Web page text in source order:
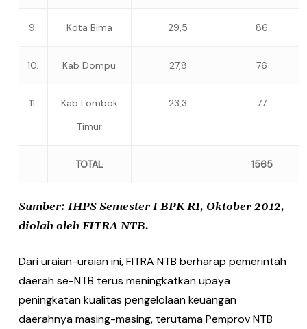
9. Kota Bima 29,5 86
10. Kab Dompu 27,8 76
11.
Kab Lombok
Timur
23,3 77
TOTAL 1565
Sumber: IHPS Semester I BPK RI, Oktober 2012,
diolah oleh FITRA NTB.
Dari uraian-uraian ini, FITRA NTB berharap pemerintah
daerah se-NTB terus meningkatkan upaya
peningkatan kualitas pengelolaan keuangan
daerahnya masing-masing, terutama Pemprov NTB